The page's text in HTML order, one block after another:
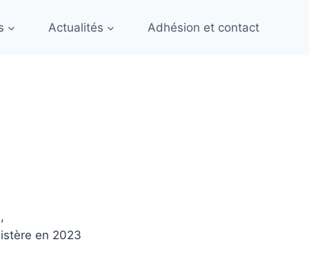
Actualités Adhésion et contact
en 2023